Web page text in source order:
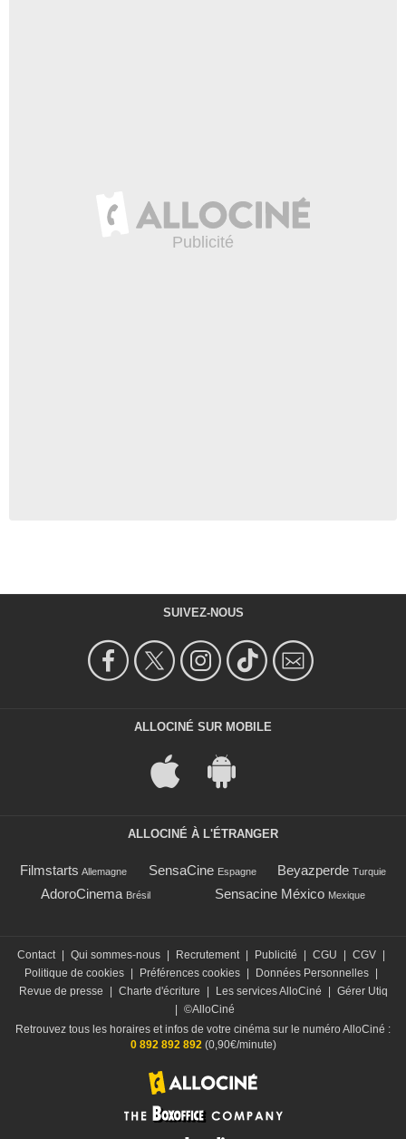
SUIVEZ-NOUS
ALLOCINÉ SUR MOBILE
ALLOCINÉ À L'ÉTRANGER
Filmstarts Allemagne SensaCine Espagne Beyazperde Turquie
AdoroCinema Brésil Sensacine México Mexique
Contact Qui sommes-nous Recrutement Publicité CGU CGV
Politique de cookies
Préférences cookies Données Personnelles
Revue de presse
Charte d'écriture Les services AlloCiné
Gérer Utiq
©AlloCiné
Retrouvez tous les horaires et infos de votre cinéma sur le numéro AlloCiné :
0 892 892 892(0,90€/minute)